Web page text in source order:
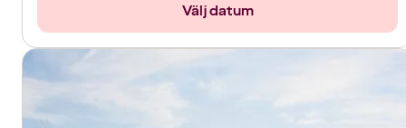
Välj datum